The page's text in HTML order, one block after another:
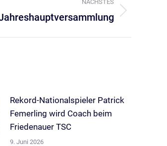
NÄCHSTES
Rekord-Nationalspieler Patrick
Femerling wird Coach beim
Friedenauer TSC
9. Juni 2026